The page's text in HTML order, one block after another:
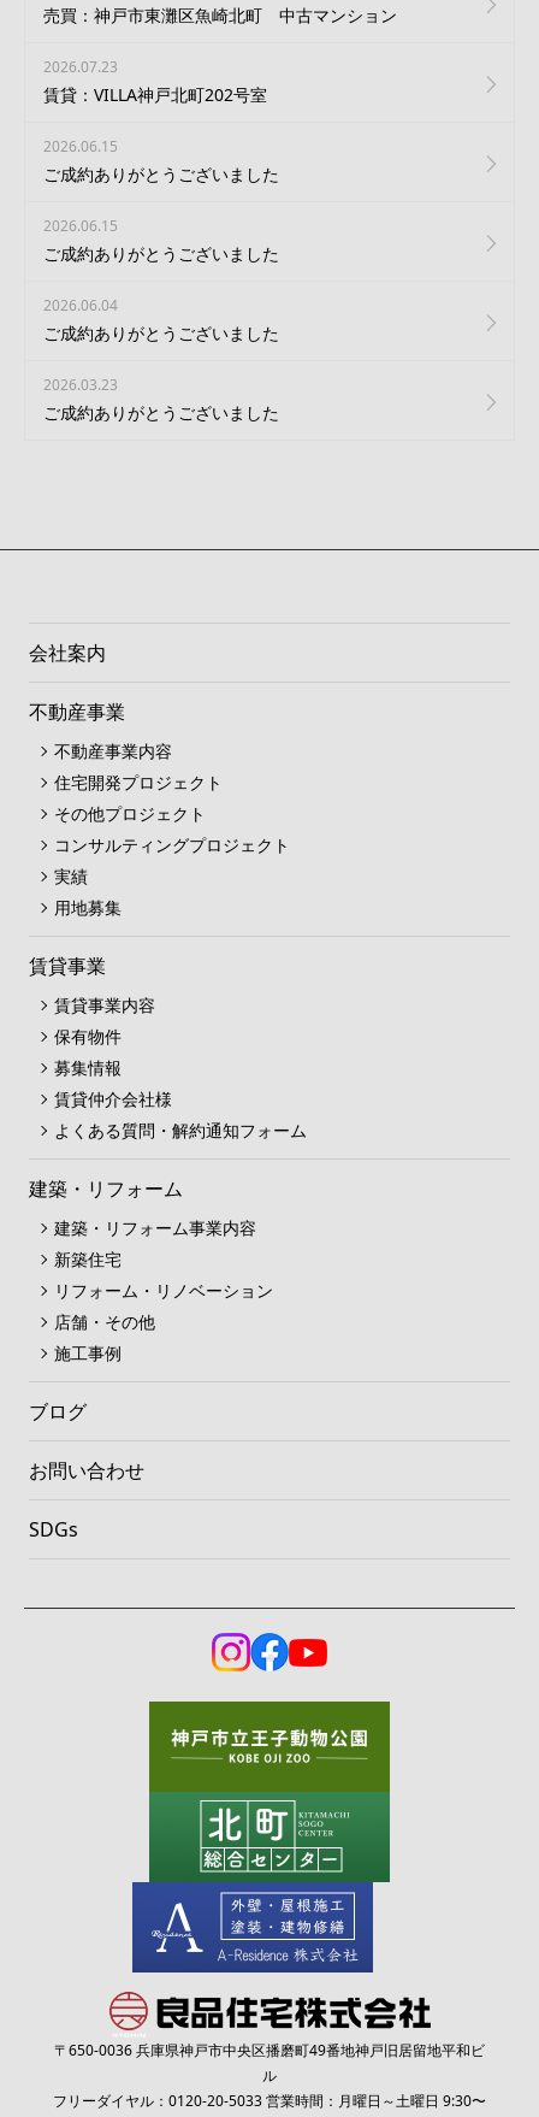
売買：神戸市東灘区魚崎北町 中古マンション
2026.07.23
賃貸：VILLA神戸北町202号室
2026.06.15
ご成約ありがとうございました
2026.06.15
ご成約ありがとうございました
2026.06.04
ご成約ありがとうございました
2026.03.23
ご成約ありがとうございました
会社案内
不動産事業
不動産事業内容
住宅開発プロジェクト
その他プロジェクト
コンサルティングプロジェクト
実績
用地募集
賃貸事業
賃貸事業内容
保有物件
募集情報
賃貸仲介会社様
よくある質問・解約通知フォーム
建築・リフォーム
建築・リフォーム事業内容
新築住宅
リフォーム・リノベーション
店舗・その他
施工事例
ブログ
お問い合わせ
SDGs
〒650-0036 兵庫県神戸市中央区播磨町49番地神戸旧居留地平和ビ
ル
フリーダイヤル： 0120-20-5033営業時間：月曜日～土曜日 9:30〜